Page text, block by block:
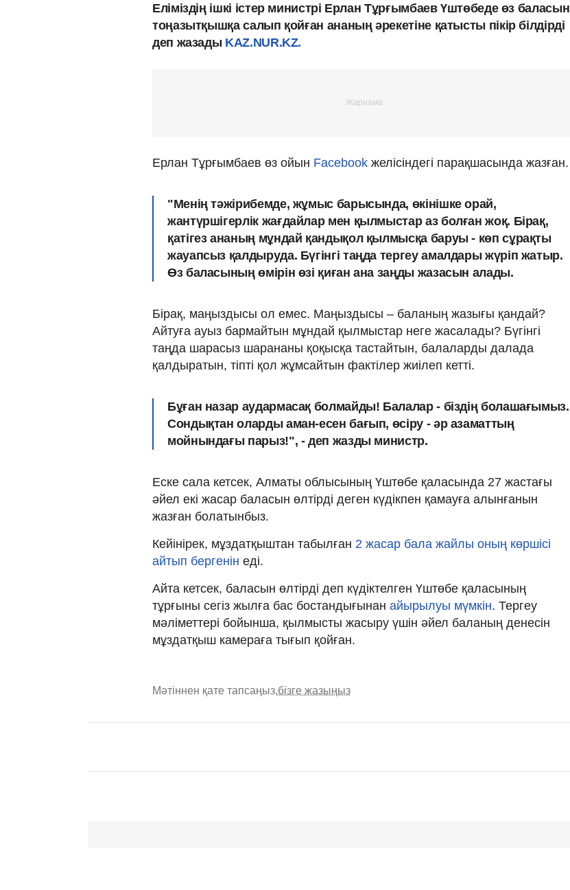
Еліміздің ішкі істер министрі Ерлан Тұрғымбаев Үштөбеде өз баласын
тоңазытқышқа салып қойған ананың әрекетіне қатысты пікір білдірді
деп жазады KAZ.NUR.KZ.
Ерлан Тұрғымбаев өз ойын Facebook желісіндегі парақшасында жазған.
"Менің тәжірибемде, жұмыс барысында, өкінішке орай,
жантүршігерлік жағдайлар мен қылмыстар аз болған жоқ. Бірақ,
қатігез ананың мұндай қандықол қылмысқа баруы - көп сұрақты
жауапсыз қалдыруда. Бүгінгі таңда тергеу амалдары жүріп жатыр.
Өз баласының өмірін өзі қиған ана заңды жазасын алады.
Бірақ, маңыздысы ол емес. Маңыздысы – баланың жазығы қандай?
Айтуға ауыз бармайтын мұндай қылмыстар неге жасалады? Бүгінгі
таңда шарасыз шарананы қоқысқа тастайтын, балаларды далада
қалдыратын, тіпті қол жұмсайтын фактілер жиілеп кетті.
Бұған назар аудармасақ болмайды! Балалар - біздің болашағымыз.
Сондықтан оларды аман-есен бағып, өсіру - әр азаматтың
мойнындағы парыз!", - деп жазды министр.
Еске сала кетсек, Алматы облысының Үштөбе қаласында 27 жастағы
әйел екі жасар баласын өлтірді деген күдікпен қамауға алынғанын
жазған болатынбыз.
Кейінірек, мұздатқыштан табылған 2 жасар бала жайлы оның көршісі
айтып бергенін еді.
Айта кетсек, баласын өлтірді деп күдіктелген Үштөбе қаласының
тұрғыны сегіз жылға бас бостандығынан айырылуы мүмкін. Тергеу
мәліметтері бойынша, қылмысты жасыру үшін әйел баланың денесін
мұздатқыш камераға тығып қойған.
Мәтіннен қате тапсаңыз,бізге жазыңыз